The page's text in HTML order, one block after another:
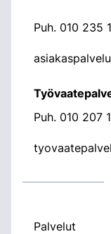
Puh. 010 235
Puh. 010 207
Palvelut